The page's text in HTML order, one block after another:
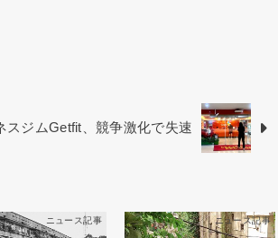
スジムGetfit、競争激化で失速
ニュース記事 ニュース記事